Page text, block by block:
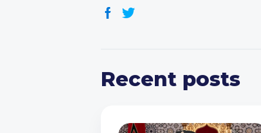
Recent posts